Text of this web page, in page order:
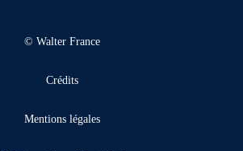
© Walter France
Crédits
Mentions légales